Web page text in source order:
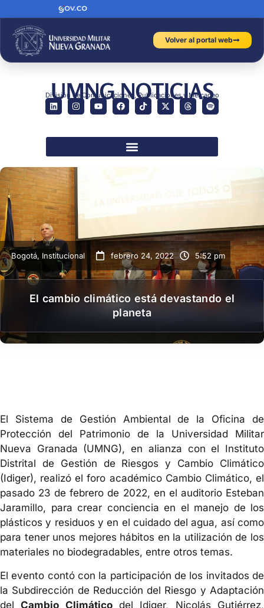
Volver al portal web
UMNG NOTICIAS
División de Comunicaciones, Publicaciones y Mercadeo
Bogotá, Institucional febrero 24, 2022 5:52 pm
El cambio climático está devastando el
planeta
El Sistema de Gestión Ambiental de la Oficina de
Protección del Patrimonio de la Universidad Militar
Nueva Granada (UMNG), en alianza con el Instituto
Distrital de Gestión de Riesgos y Cambio Climático
(Idiger), realizó el foro académico Cambio Climático, el
pasado 23 de febrero de 2022, en el auditorio Esteban
Jaramillo, para crear conciencia en el manejo de los
plásticos y residuos y en el cuidado del agua, así como
para tener unos mejores hábitos en la utilización de los
materiales no biodegradables, entre otros temas.
El evento contó con la participación de los invitados de
la Subdirección de Reducción del Riesgo y Adaptación
delCambio Climáticodel Idiger, Nicolás Gutiérrez,